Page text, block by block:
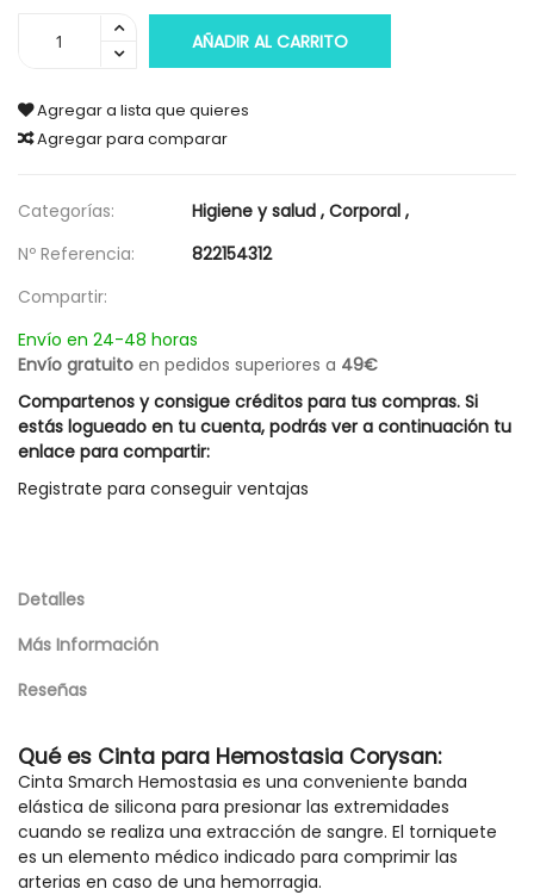
AÑADIR AL CARRITO
Agregar a lista que quieres
Agregar para comparar
Categorías: Higiene y salud , Corporal ,
Nº Referencia:
822154312
Compartir:
Envío en 24-48 horas
Envío gratuito en pedidos superiores a 49€
Compartenos y consigue créditos para tus compras. Si
estás logueado en tu cuenta, podrás ver a continuación tu
enlace para compartir:
Registrate para conseguir ventajas
Detalles
Más Información
Reseñas
Qué es Cinta para Hemostasia Corysan:
Cinta Smarch Hemostasia es una conveniente banda
elástica de silicona para presionar las extremidades
cuando se realiza una extracción de sangre. El torniquete
es un elemento médico indicado para comprimir las
arterias en caso de una hemorragia.